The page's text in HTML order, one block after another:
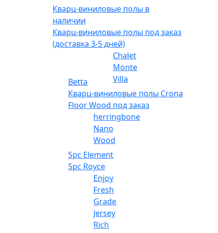
Кварц-виниловые полы в
наличии
Кварц-виниловые полы под заказ
(доставка 3-5 дней)
Betta
Chalet
Monte
Villa
Кварц-виниловые полы Crona
Floor Wood под заказ
herringbone
Nano
Wood
Spc Element
Spc Royce
Enjoy
Fresh
Grade
Jersey
Rich